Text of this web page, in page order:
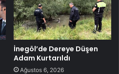
İnegöl’de Dereye Düşen
Adam Kurtarıldı
Ağustos 6, 2026